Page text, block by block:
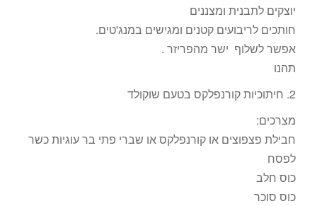
יוצקים לתבנית ומצננים
חותכים לריבועים קטנים ומגישים במנג'טים.
אפשר לשלוף ישר מהפריזר .
תהנו
2. חיתוכיות קורנפלקס בטעם שוקולד
מצרכים:
חבילת פצפוצים או קורנפלקס או שברי פתי בר עוגיות כשר
לפסח
כוס חלב
כוס סוכר